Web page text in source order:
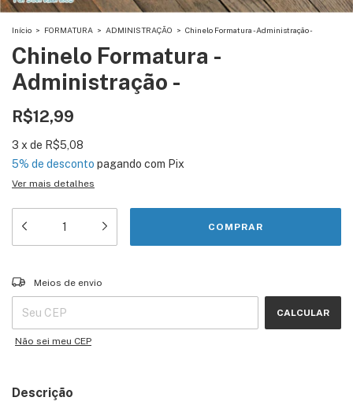
Início > FORMATURA > ADMINISTRAÇÃO > Chinelo Formatura - Administração -
Chinelo Formatura -
Administração -
R$12,99
3 x de R$5,08
5% de desconto pagando com Pix
Ver mais detalhes
Entregas para o CEP:
Meios de envio
CALCULAR
Não sei meu CEP
Descrição